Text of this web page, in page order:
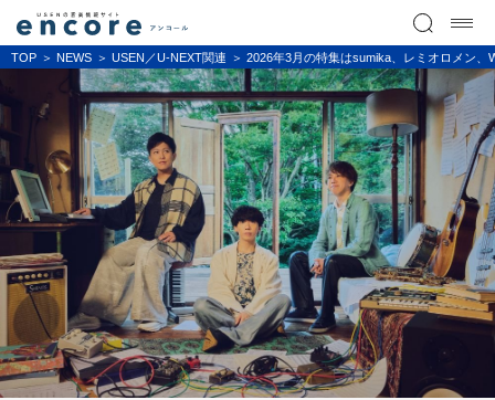
TOP NEWS USEN／U-NEXT関連 2026年3月の特集はsumika、レミオロメン